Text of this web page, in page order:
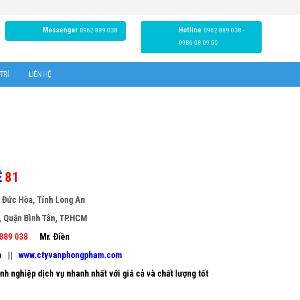
Messenger 0962 889 038 Hotline 0962 889 038 -
0986 08 09 50
LIÊN HỆ
81
Hòa, Tỉnh Long An
Bình Tân, TP.HCM
038 Mr. Điền
|| www.ctyvanphongpham.com
nghiệp dịch vụ nhanh nhất với giá cả và chất lượng tốt